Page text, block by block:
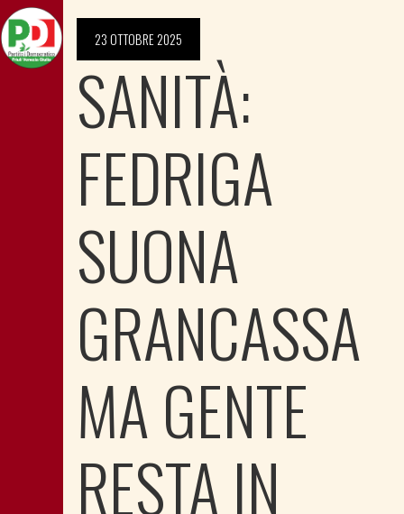
23 OTTOBRE 2025
SANITÀ:
FEDRIGA
SUONA
GRANCASSA
MA GENTE
RESTA IN